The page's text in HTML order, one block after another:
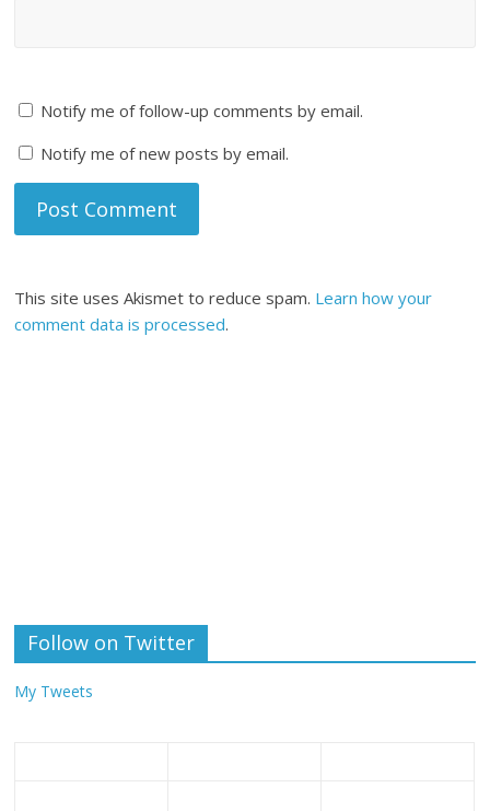
Notify me of follow-up comments by email.
Notify me of new posts by email.
This site uses Akismet to reduce spam. Learn how your
comment data is processed.
Follow on Twitter
My Tweets